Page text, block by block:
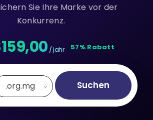
Sie Ihre Marke vor der
Konkurrenz.
/ jahr 57% Rabatt
.org.mg Suchen